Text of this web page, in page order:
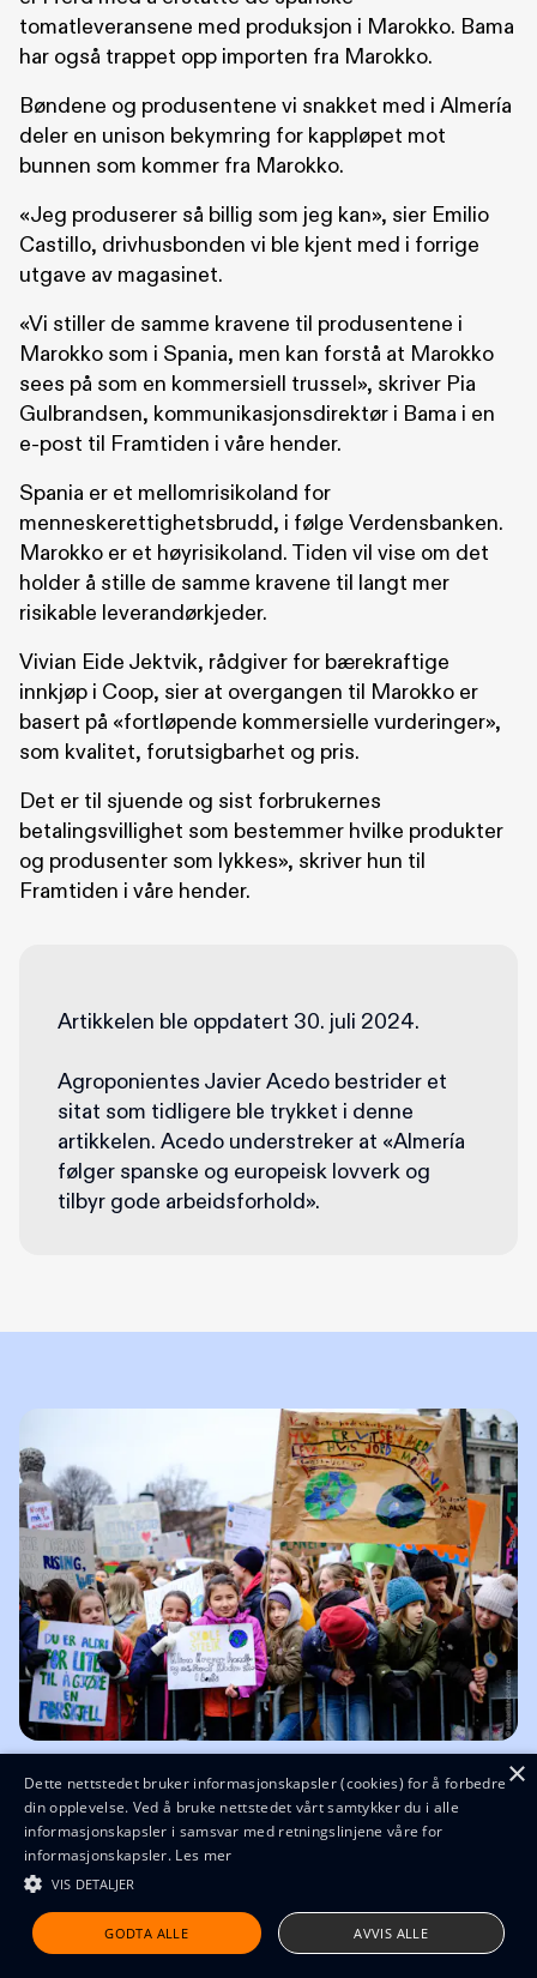
tomatleveransene med produksjon i Marokko. Bama
har også trappet opp importen fra Marokko.
Bøndene og produsentene vi snakket med i Almería
deler en unison bekymring for kappløpet mot
bunnen som kommer fra Marokko.
«Jeg produserer så billig som jeg kan», sier Emilio
Castillo, drivhusbonden vi ble kjent med i forrige
utgave av magasinet.
«Vi stiller de samme kravene til produsentene i
Marokko som i Spania, men kan forstå at Marokko
sees på som en kommersiell trussel», skriver Pia
Gulbrandsen, kommunikasjonsdirektør i Bama i en
e-post til Framtiden i våre hender.
Spania er et mellomrisikoland for
menneskerettighetsbrudd, i følge Verdensbanken.
Marokko er et høyrisikoland. Tiden vil vise om det
holder å stille de samme kravene til langt mer
risikable leverandørkjeder.
Vivian Eide Jektvik, rådgiver for bærekraftige
innkjøp i Coop, sier at overgangen til Marokko er
basert på «fortløpende kommersielle vurderinger»,
som kvalitet, forutsigbarhet og pris.
Det er til sjuende og sist forbrukernes
betalingsvillighet som bestemmer hvilke produkter
og produsenter som lykkes», skriver hun til
Framtiden i våre hender.
Artikkelen ble oppdatert 30. juli 2024.
Agroponientes Javier Acedo bestrider et
sitat som tidligere ble trykket i denne
artikkelen. Acedo understreker at «Almería
følger spanske og europeisk lovverk og
tilbyr gode arbeidsforhold».
Bli med i kampen mot overforbruk og
sløsing!
Vi er 50 000 medlemmer som ønsker endring.
Sammen skaper vi rettferdige løsninger på klima-
×
Dette nettstedet bruker informasjonskapsler (cookies) for å forbedre
din opplevelse. Ved å bruke nettstedet vårt samtykker du i alle
informasjonskapsler i samsvar med retningslinjene våre for
informasjonskapsler. Les mer
VIS DETALJER
GODTA ALLE AVVIS ALLE